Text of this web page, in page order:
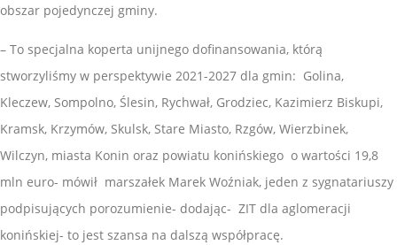
obszar pojedynczej gminy.
– To specjalna koperta unijnego dofinansowania, którą
stworzyliśmy w perspektywie 2021-2027 dla gmin: Golina,
Kleczew, Sompolno, Ślesin, Rychwał, Grodziec, Kazimierz Biskupi,
Kramsk, Krzymów, Skulsk, Stare Miasto, Rzgów, Wierzbinek,
Wilczyn, miasta Konin oraz powiatu konińskiego o wartości 19,8
mln euro- mówił marszałek Marek Woźniak, jeden z sygnatariuszy
podpisujących porozumienie- dodając- ZIT dla aglomeracji
konińskiej- to jest szansa na dalszą współpracę.